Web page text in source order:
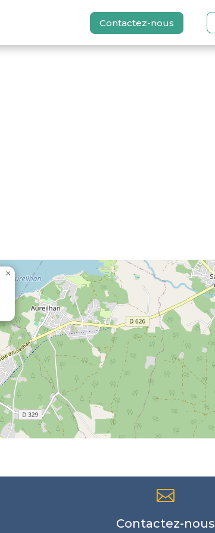
Contactez-nous
×

Contactez-nous